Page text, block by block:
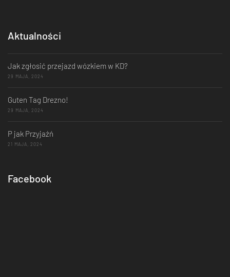
Aktualności
Jak zgłosić przejazd wózkiem w KD?
29 MAJA, 2024
Guten Tag Drezno!
29 MAJA, 2024
P jak Przyjaźń
21 MAJA, 2024
Facebook